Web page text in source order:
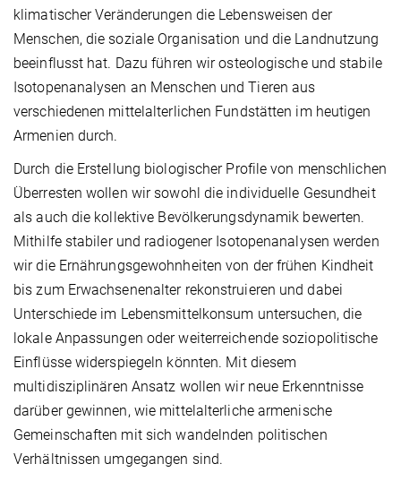
klimatischer Veränderungen die Lebensweisen der
Menschen, die soziale Organisation und die Landnutzung
beeinflusst hat. Dazu führen wir osteologische und stabile
Isotopenanalysen an Menschen und Tieren aus
verschiedenen mittelalterlichen Fundstätten im heutigen
Armenien durch.
Durch die Erstellung biologischer Profile von menschlichen
Überresten wollen wir sowohl die individuelle Gesundheit
als auch die kollektive Bevölkerungsdynamik bewerten.
Mithilfe stabiler und radiogener Isotopenanalysen werden
wir die Ernährungsgewohnheiten von der frühen Kindheit
bis zum Erwachsenenalter rekonstruieren und dabei
Unterschiede im Lebensmittelkonsum untersuchen, die
lokale Anpassungen oder weiterreichende soziopolitische
Einflüsse widerspiegeln könnten. Mit diesem
multidisziplinären Ansatz wollen wir neue Erkenntnisse
darüber gewinnen, wie mittelalterliche armenische
Gemeinschaften mit sich wandelnden politischen
Verhältnissen umgegangen sind.